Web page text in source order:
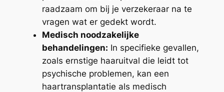
raadzaam om bij je verzekeraar na te
vragen wat er gedekt wordt.
Medisch noodzakelijke
behandelingen: In specifieke gevallen,
zoals ernstige haaruitval die leidt tot
psychische problemen, kan een
haartransplantatie als medisch